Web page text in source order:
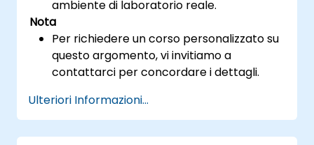
ambiente di laboratorio reale.
Nota
Per richiedere un corso personalizzato su
questo argomento, vi invitiamo a
contattarci per concordare i dettagli.
Ulteriori Informazioni...